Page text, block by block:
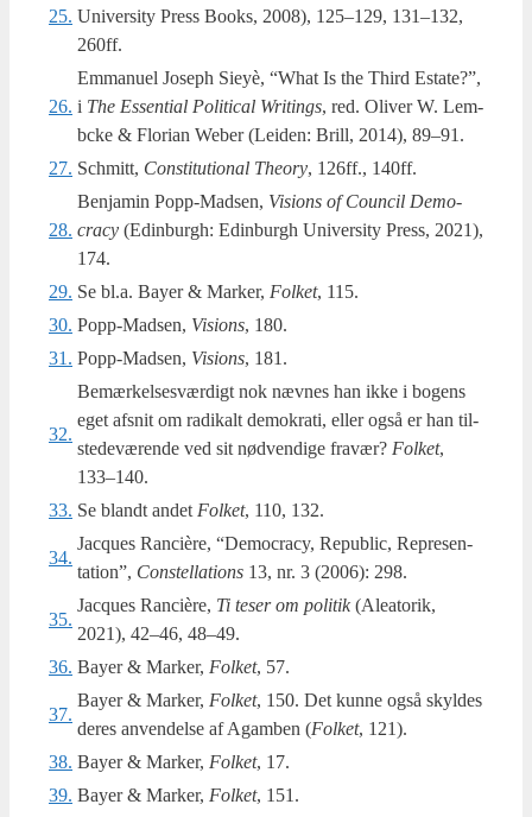
25. Uni­ver­si­ty Press Books, 2008), 125–129, 131–132,
260ff.
26.
Emmanuel Joseph Sieyè, “What Is the Third Esta­te?”,
i The Essen­ti­al Poli­ti­cal Wri­tings, red. Oli­ver W. Lem­
bcke & Flo­ri­an Weber (Lei­den: Brill, 2014), 89–91.
27. Schmitt, Con­sti­tu­tio­nal The­ory, 126ff., 140ff.
28.
Benjamin Popp-Mad­sen, Visions of Coun­cil Demo­
cra­cy (Edin­burgh: Edin­burgh Uni­ver­si­ty Press, 2021),
174.
29. Se bl.a. Bay­er & Mar­ker, Fol­ket, 115.
30. Popp-Madsen, Visions, 180.
31. Popp-Madsen, Visions, 181.
32.
Bemærkelsesværdigt nok næv­nes han ikke i bogens
eget afsnit om radi­kalt demo­kra­ti, eller også er han til­
ste­de­væ­ren­de ved sit nød­ven­di­ge fra­vær? Fol­ket,
133–140.
33. Se blandt andetFol­ket, 110, 132.
34.
Jacques Ran­cière, “Demo­cra­cy, Repu­blic, Rep­re­sen­
ta­tion”, Con­stel­la­tions 13, nr. 3 (2006): 298.
35.
Jacques Ran­cière, Ti teser om poli­tik (Ale­a­to­rik,
2021), 42–46, 48–49.
36. Bayer & Mar­ker, Fol­ket, 57.
37.
Bayer & Mar­ker, Fol­ket, 150. Det kun­ne også skyl­des
deres anven­del­se af Agam­ben (Fol­ket, 121).
38. Bayer & Mar­ker, Fol­ket, 17.
39. Bayer & Mar­ker, Fol­ket, 151.